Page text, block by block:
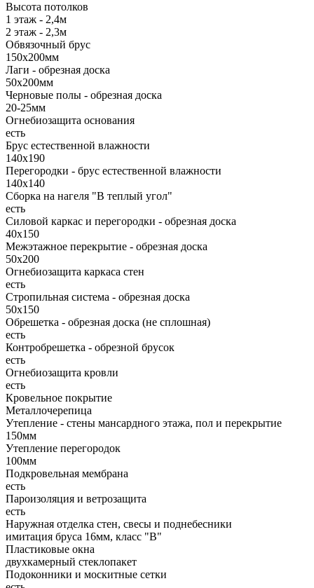
Высота потолков
1 этаж - 2,4м
2 этаж - 2,3м
Обвязочный брус
150х200мм
Лаги - обрезная доска
50х200мм
Черновые полы - обрезная доска
20-25мм
Огнебиозащита основания
есть
Брус естественной влажности
140х190
Перегородки - брус естественной влажности
140х140
Сборка на нагеля "В теплый угол"
есть
Силовой каркас и перегородки - обрезная доска
40х150
Межэтажное перекрытие - обрезная доска
50х200
Огнебиозащита каркаса стен
есть
Стропильная система - обрезная доска
50х150
Обрешетка - обрезная доска (не сплошная)
есть
Контробрешетка - обрезной брусок
есть
Огнебиозащита кровли
есть
Кровельное покрытие
Металлочерепица
Утепление - стены мансардного этажа, пол и перекрытие
150мм
Утепление перегородок
100мм
Подкровельная мембрана
есть
Пароизоляция и ветрозащита
есть
Наружная отделка стен, свесы и поднебесники
имитация бруса 16мм, класс "В"
Пластиковые окна
двухкамерный стеклопакет
Подоконники и москитные сетки